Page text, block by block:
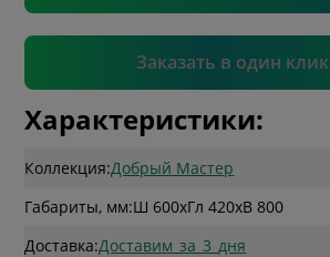
Заказать в один клик
Подтвердить
Характеристики:
Коллекция:Добрый Мастер
Габариты, мм:Ш 600xГл 420xВ 800
Доставка:Доставим_за_3_дня